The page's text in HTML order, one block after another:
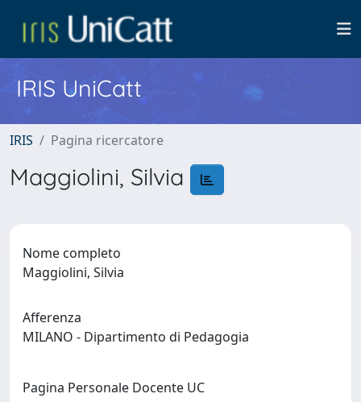
IRIS UniCatt
IRIS Pagina ricercatore
Maggiolini, Silvia
Nome completo
Maggiolini, Silvia
Afferenza
MILANO - Dipartimento di Pedagogia
Pagina Personale Docente UC